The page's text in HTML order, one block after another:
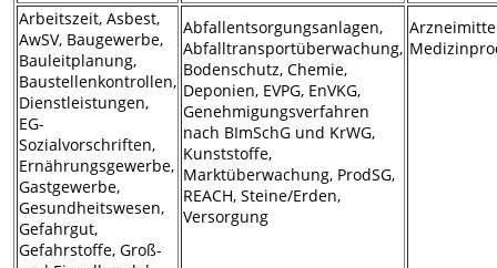
Arbeitszeit, Asbest,
AwSV, Baugewerbe,
Bauleitplanung,
Baustellenkontrollen,
Dienstleistungen,
EG-
Sozialvorschriften,
Ernährungsgewerbe,
Gastgewerbe,
Gesundheitswesen,
Gefahrgut,
Gefahrstoffe, Groß-
Abfallentsorgungsanlagen,
Abfalltransportüberwachung,
Bodenschutz, Chemie,
Deponien, EVPG, EnVKG,
Genehmigungsverfahren
nach BImSchG und KrWG,
Kunststoffe,
Marktüberwachung, ProdSG,
REACH, Steine/Erden,
Versorgung